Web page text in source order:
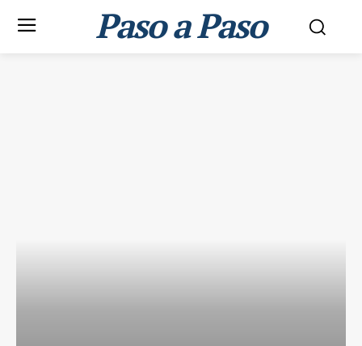
Paso a Paso